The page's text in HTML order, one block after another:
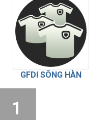
GFDI SÔNG HÀN
1